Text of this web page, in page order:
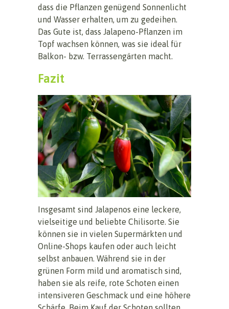
dass die Pflanzen genügend Sonnenlicht
und Wasser erhalten, um zu gedeihen.
Das Gute ist, dass Jalapeno-Pflanzen im
Topf wachsen können, was sie ideal für
Balkon- bzw. Terrassengärten macht.
Fazit
Insgesamt sind Jalapenos eine leckere,
vielseitige und beliebte Chilisorte. Sie
können sie in vielen Supermärkten und
Online-Shops kaufen oder auch leicht
selbst anbauen. Während sie in der
grünen Form mild und aromatisch sind,
haben sie als reife, rote Schoten einen
intensiveren Geschmack und eine höhere